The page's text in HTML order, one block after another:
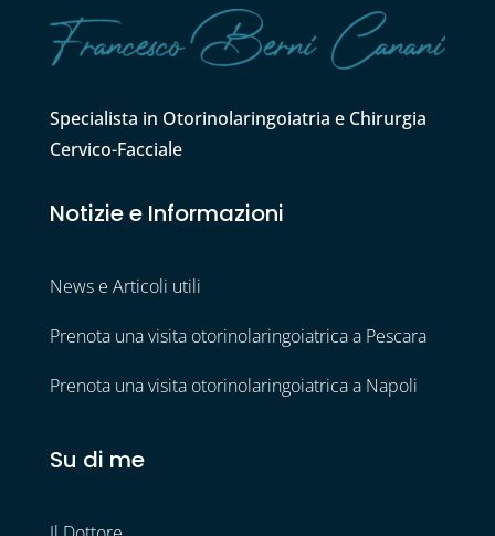
Specialista in Otorinolaringoiatria e Chirurgia
Cervico-Facciale
Notizie e Informazioni
News e Articoli utili
Prenota una visita otorinolaringoiatrica a Pescara
Prenota una visita otorinolaringoiatrica a Napoli
Su di me